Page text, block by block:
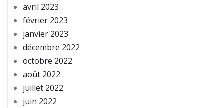
avril 2023
février 2023
janvier 2023
décembre 2022
octobre 2022
août 2022
juillet 2022
juin 2022